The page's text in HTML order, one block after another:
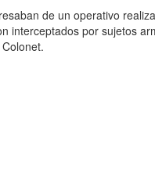
de un operativo
interceptados por sujetos